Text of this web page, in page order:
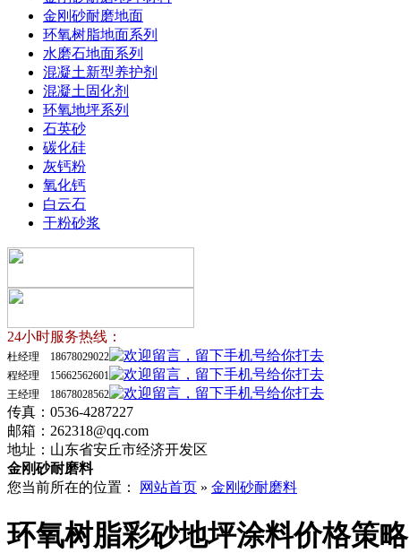
金刚砂耐磨地面
环氧树脂地面系列
水磨石地面系列
混凝土新型养护剂
混凝土固化剂
环氧地坪系列
石英砂
碳化硅
灰钙粉
氧化钙
白云石
干粉砂浆
24小时服务热线：
杜经理 18678029022
程经理 15662562601
王经理 18678028562
传真：0536-4287227
邮箱：262318@qq.com
地址：山东省安丘市经济开发区
金刚砂耐磨料
您当前所在的位置：
网站首页 » 金刚砂耐磨料
环氧树脂彩砂地坪涂料价格策略